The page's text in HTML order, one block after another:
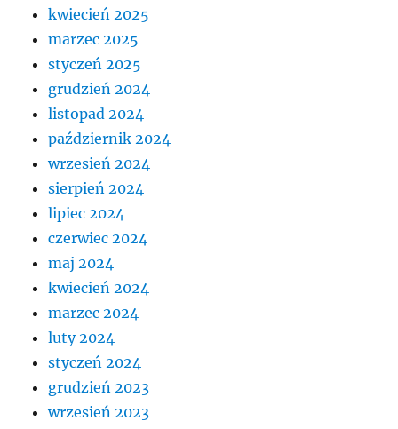
kwiecień 2025
marzec 2025
styczeń 2025
grudzień 2024
listopad 2024
październik 2024
wrzesień 2024
sierpień 2024
lipiec 2024
czerwiec 2024
maj 2024
kwiecień 2024
marzec 2024
luty 2024
styczeń 2024
grudzień 2023
wrzesień 2023